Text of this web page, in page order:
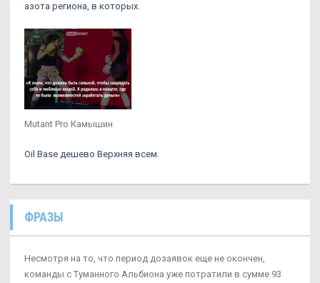
азота региона, в которых.
Mutant Pro Камышин
Oil Base дешево Верхняя всем.
ФРАЗЫ
Несмотря на то, что период дозаявок еще не окончен,
команды с Туманного Альбиона уже потратили в сумме 93